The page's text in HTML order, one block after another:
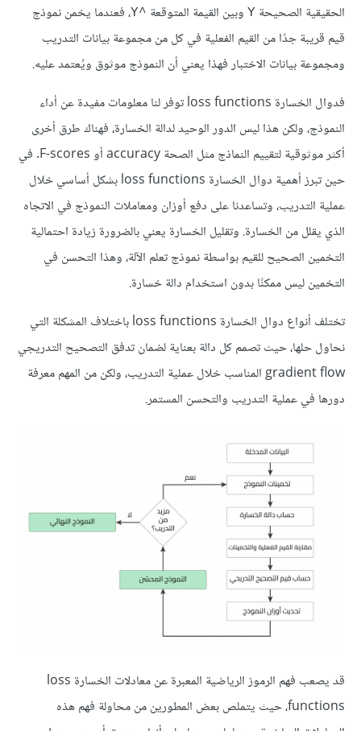
الحقيقية الصحيحة Y وبين القيمة المتوقعة ^Y
، فعندما يخمن نموذج
قيم قريبة جدًا من القيم الفعلية في كل من مجموعة بيانات التدريب
ومجموعة بيانات الاختبار فهذا يعني أن النموذج موثوق ويُعتمد عليه.
فدوال الخسارة loss functions توفر لنا معلومات مفيدة عن أداء
النموذج، ولكن هذا ليس الدور الوحيد لدالة الخسارة، فهناك طرق أخرى
أكثر موثوقية لتقييم النماذج مثل الصحة accuracy أو F-scores. في
حين تبرز أهمية دوال الخسارة loss functions بشكل أساسي خلال
عملية التدريب، وتساعدنا على دفع أوزان ومعاملات النموذج في الاتجاه
الذي يقلل من الخسارة. وتقليل الخسارة يعني بالضرورة زيادة احتمالية
التخمين الصحيح للقيم بواسطة نموذج تعلم الآلة، وهذا التحسن في
التخمين ليس ممكنًا بدون استخدام دالة خسارة.
تختلف أنواع دوال الخسارة loss functions باختلاف المشكلة التي
نحاول حلها، حيث تصمم كل دالة بعناية لضمان تدفق التصحيح التدريجي
gradient flow المناسب خلال عملية التدريب، ولكن من المهم معرفة
دورها في عملية التدريب والتحسن المستمر.
قد يصعب فهم الرموز الرياضية المعبرة عن معادلات الخسارة loss
functions، حيث يتملص بعض المطورين من محاولة فهم هذه